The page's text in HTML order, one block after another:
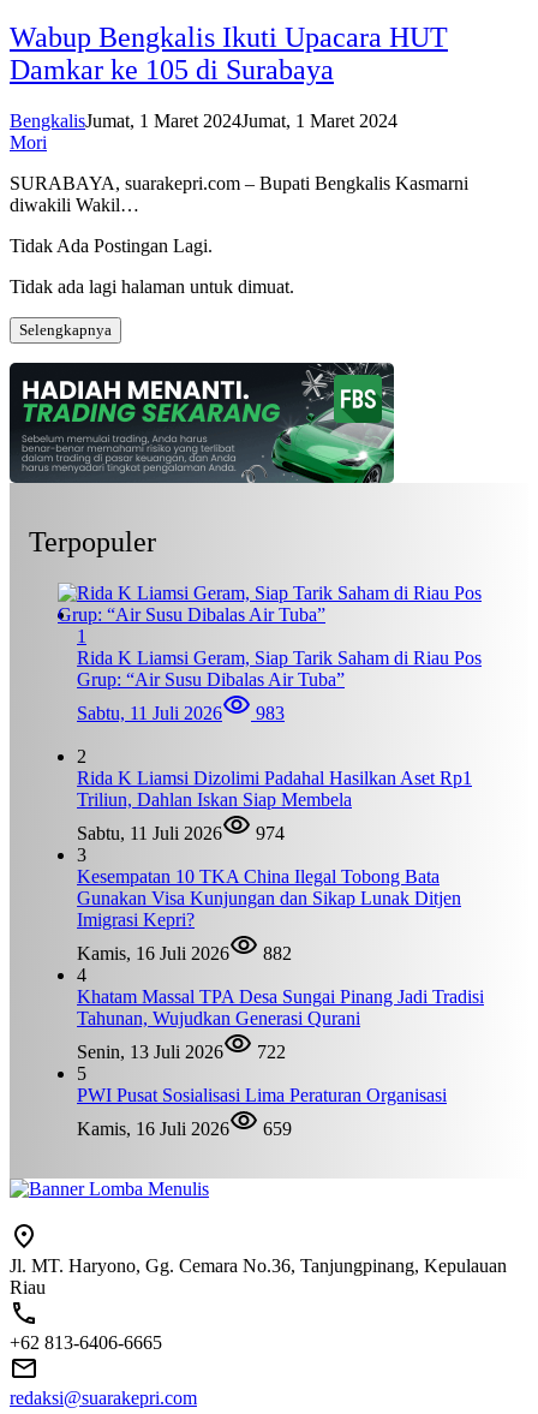
Wabup Bengkalis Ikuti Upacara HUT
Damkar ke 105 di Surabaya
BengkalisJumat, 1 Maret 2024Jumat, 1 Maret 2024
Mori
SURABAYA, suarakepri.com – Bupati Bengkalis Kasmarni
diwakili Wakil…
Tidak Ada Postingan Lagi.
Tidak ada lagi halaman untuk dimuat.
Selengkapnya
Terpopuler
1
Rida K Liamsi Geram, Siap Tarik Saham di Riau Pos
Grup: “Air Susu Dibalas Air Tuba”
Sabtu, 11 Juli 2026
983
2
Rida K Liamsi Dizolimi Padahal Hasilkan Aset Rp1
Triliun, Dahlan Iskan Siap Membela
Sabtu, 11 Juli 2026
974
3
Kesempatan 10 TKA China Ilegal Tobong Bata
Gunakan Visa Kunjungan dan Sikap Lunak Ditjen
Imigrasi Kepri?
Kamis, 16 Juli 2026
882
4
Khatam Massal TPA Desa Sungai Pinang Jadi Tradisi
Tahunan, Wujudkan Generasi Qurani
Senin, 13 Juli 2026
722
5
PWI Pusat Sosialisasi Lima Peraturan Organisasi
Kamis, 16 Juli 2026
659
Jl. MT. Haryono, Gg. Cemara No.36, Tanjungpinang, Kepulauan
Riau
+62 813-6406-6665
redaksi@suarakepri.com